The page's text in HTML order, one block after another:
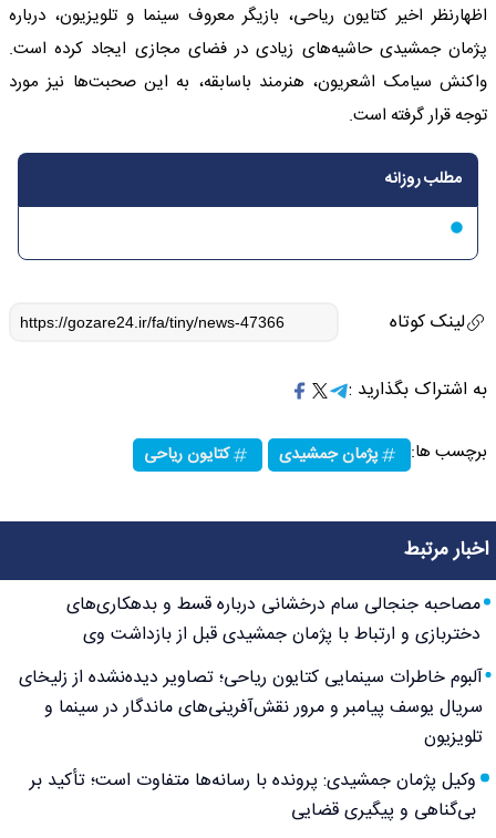
اظهارنظر اخیر کتایون ریاحی، بازیگر معروف سینما و تلویزیون، درباره
پژمان جمشیدی حاشیه‌های زیادی در فضای مجازی ایجاد کرده است.
واکنش سیامک اشعریون، هنرمند باسابقه، به این صحبت‌ها نیز مورد
توجه قرار گرفته است.
مطلب روزانه
لینک کوتاه
به اشتراک بگذارید :
برچسب ها: پژمان جمشیدی کتایون ریاحی
اخبار مرتبط
مصاحبه جنجالی سام درخشانی درباره قسط و بدهکاری‌های
دختربازی و ارتباط با پژمان جمشیدی قبل از بازداشت وی
آلبوم خاطرات سینمایی کتایون ریاحی؛ تصاویر دیده‌نشده از زلیخای
سریال یوسف پیامبر و مرور نقش‌آفرینی‌های ماندگار در سینما و
تلویزیون
وکیل پژمان جمشیدی: پرونده با رسانه‌ها متفاوت است؛ تأکید بر
بی‌گناهی و پیگیری قضایی